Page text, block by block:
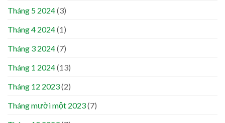
Tháng 5 2024(3)
Tháng 4 2024(1)
Tháng 3 2024(7)
Tháng 1 2024(13)
Tháng 12 2023(2)
Tháng mười một 2023(7)